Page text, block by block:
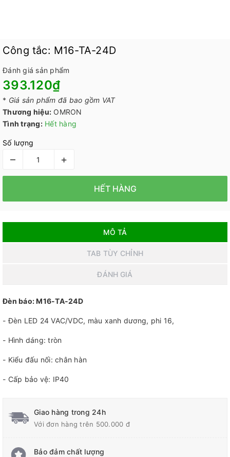
Công tắc: M16-TA-24D
Đánh giá sản phẩm
393.120₫
* Giá sản phẩm đã bao gồm VAT
Thương hiệu: OMRON
Tình trạng: Hết hàng
Số lượng
– +
HẾT HÀNG
MÔ TẢ
TAB TÙY CHỈNH
ĐÁNH GIÁ
Đèn báo: M16-TA-24D
- Đèn LED 24 VAC/VDC, màu xanh dương, phi 16,
- Hình dáng: tròn
- Kiểu đấu nối: chân hàn
- Cấp bảo vệ: IP40
Giao hàng trong 24h
Với đơn hàng trên 500.000 đ
Bảo đảm chất lượng